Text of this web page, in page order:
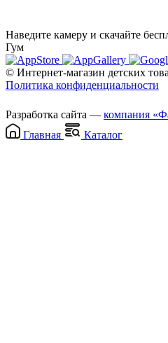
Наведите камеру и скачайте
Гум
© Интернет-магазин детских
Политика конфиденциальности
Разработка сайта — компания
Главная
Каталог